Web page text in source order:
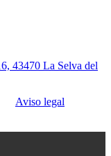
43470 La Selva del
Aviso legal